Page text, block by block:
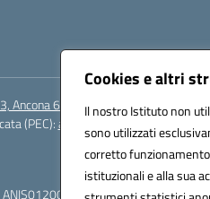
Cookies e altri
Il nostro Istituto non
sono utilizzati
corretto
istituzionali e alla sua
Ancona 60129
(PEC):anis01200g@pec.istruzione.it